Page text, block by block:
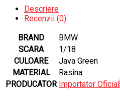
Descriere
Recenzii (0)
BRAND
BMW
SCARA
1/18
CULOARE
Java Green
MATERIAL
Rasina
PRODUCATOR Importator Oficial